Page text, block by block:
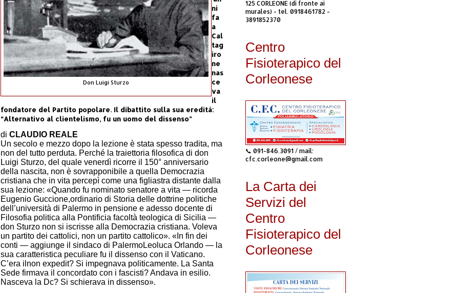
Don Luigi Sturzo
ni
fa
a
Cal
tag
iro
ne
nas
ce
va
il
fondatore del Partito popolare. Il dibattito sulla sua eredità:
“Alternativo al clientelismo, fu un uomo del dissenso”
di CLAUDIO REALE
Un secolo e mezzo dopo la lezione è stata spesso tradita, ma
non del tutto perduta. Perché la traiettoria filosofica di don
Luigi Sturzo, del quale venerdì ricorre il 150° anniversario
della nascita, non è sovrapponibile a quella Democrazia
cristiana che in vita percepì come una figliastra distante dalla
sua lezione: «Quando fu nominato senatore a vita — ricorda
Eugenio Guccione,ordinario di Storia delle dottrine politiche
dell’università di Palermo in pensione e adesso docente di
Filosofia politica alla Pontificia facoltà teologica di Sicilia —
don Sturzo non si iscrisse alla Democrazia cristiana. Voleva
un partito dei cattolici, non un partito cattolico». «In fin dei
conti — aggiunge il sindaco di PalermoLeoluca Orlando — la
sua caratteristica peculiare fu il dissenso con il Vaticano.
C’era ilnon expedit? Si impegnava politicamente. La Santa
Sede firmava il concordato con i fascisti? Andava in esilio.
Nasceva la Dc? Si schierava in dissenso».
125 CORLEONE (di fronte ai
murales) - tel. 0918461782 -
3891852370
Centro
Fisioterapico del
Corleonese
📞 091-846.3091 / mail:
cfc.corleone@gmail.com
La Carta dei
Servizi del
Centro
Fisioterapico del
Corleonese